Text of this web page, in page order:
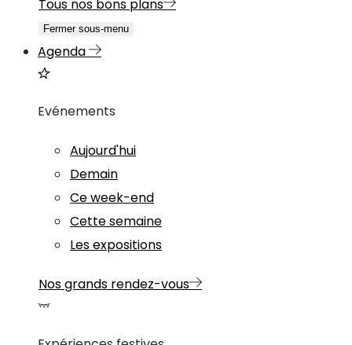
Tous nos bons plans
Fermer sous-menu
Agenda
Evénements
Aujourd'hui
Demain
Ce week-end
Cette semaine
Les expositions
Nos grands rendez-vous